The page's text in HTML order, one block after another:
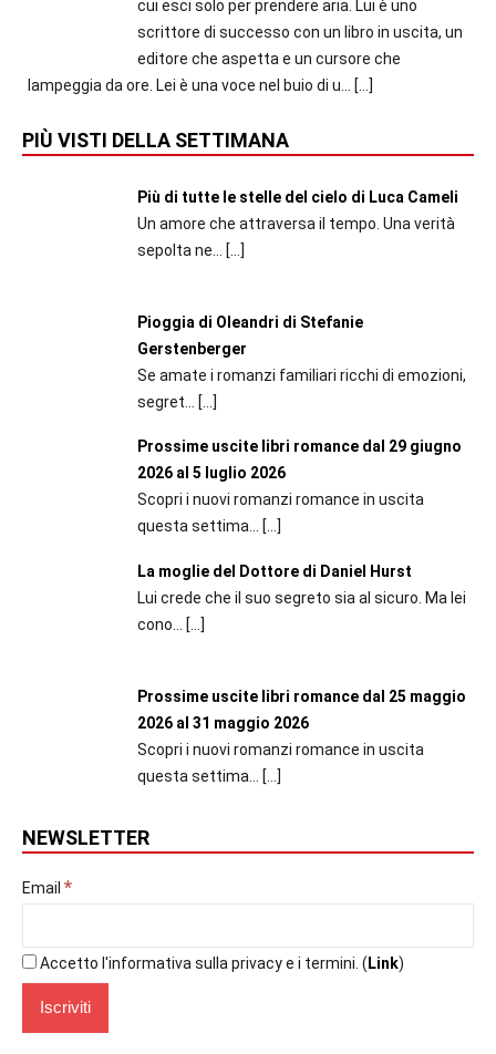
cui esci solo per prendere aria. Lui è uno
scrittore di successo con un libro in uscita, un
editore che aspetta e un cursore che
lampeggia da ore. Lei è una voce nel buio di u...
[…]
PIÙ VISTI DELLA SETTIMANA
Più di tutte le stelle del cielo di Luca Cameli
Un amore che attraversa il tempo. Una verità
sepolta ne...
[…]
Pioggia di Oleandri di Stefanie
Gerstenberger
Se amate i romanzi familiari ricchi di emozioni,
segret...
[…]
Prossime uscite libri romance dal 29 giugno
2026 al 5 luglio 2026
Scopri i nuovi romanzi romance in uscita
questa settima... […]
La moglie del Dottore di Daniel Hurst
Lui crede che il suo segreto sia al sicuro. Ma lei
cono...
[…]
Prossime uscite libri romance dal 25 maggio
2026 al 31 maggio 2026
Scopri i nuovi romanzi romance in uscita
questa settima...
[…]
NEWSLETTER
Email *
Accetto l'informativa sulla privacy e i termini. ( Link)